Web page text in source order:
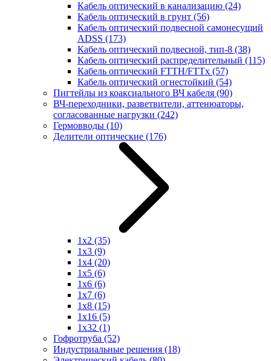
Кабель оптический в канализацию (24)
Кабель оптический в грунт (56)
Кабель оптический подвесной самонесущий
ADSS (173)
Кабель оптический подвесной, тип-8 (38)
Кабель оптический распределительный (115)
Кабель оптический FTTH/FTTx (57)
Кабель оптический огнестойкий (54)
Пигтейлы из коаксиального ВЧ кабеля (90)
ВЧ-переходники, разветвители, аттенюаторы,
согласованные нагрузки (242)
Гермовводы (10)
Делители оптические (176)
1x2 (35)
1x3 (9)
1x4 (20)
1x5 (6)
1x6 (6)
1x7 (6)
1x8 (15)
1x16 (5)
1x32 (1)
Гофротруба (52)
Индустриальные решения (18)